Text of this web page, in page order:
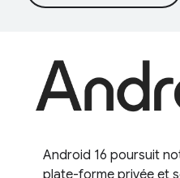
Android 16 poursuit
plate-forme privée et